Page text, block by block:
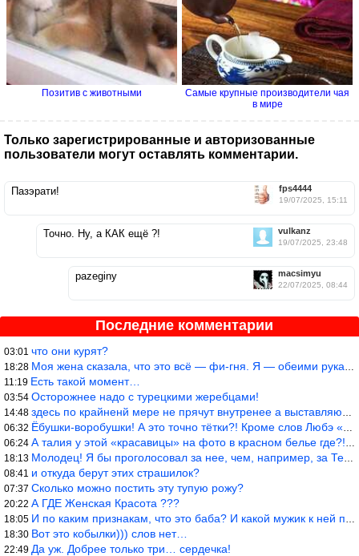
Позитив с животными
Самые крупные производители чая
в мире
Только зарегистрированные и авторизованные
пользователи могут оставлять комментарии.
fps4444
19/07/2025, 15:11
Пазэрати!
vulkanz
19/07/2025, 23:48
Точно. Ну, а КАК ещё ?!
macsimyu
22/07/2025, 08:44
pazeginy
Последние комментарии
03:01 что они курят?
18:28 Моя жена сказала, что это всё — фи-гня. Я — обеими руками — ЗА!!
11:19 Есть такой момент…
03:54 Осторожнее надо с турецкими жеребцами!
14:48 здесь по крайненй мере не прячут внутренее а выставляют напоказ,
06:32 Ёбушки-воробушки! А это точно тётки?! Кроме слов Любэ «ты агрега
06:24 А талия у этой «красавицы» на фото в красном белье где?!)))
18:13 Молодец! Я бы проголосовал за нее, чем, например, за Терешкову!
08:41 и откуда берут этих страшилок?
07:37 Сколько можно постить эту тупую рожу?
20:22 А ГДЕ Женская Красота ???
18:05 И по каким признакам, что это баба? И какой мужик к ней приблизи
18:30 Вот это кобылки))) слов нет…
22:49 Да уж. Добрее только три… сердечка!